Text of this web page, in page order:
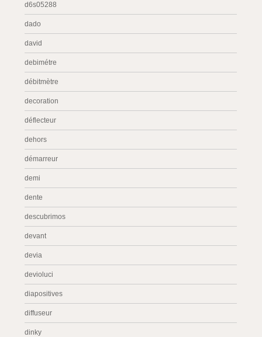
d6s05288
dado
david
debimétre
débitmètre
decoration
déflecteur
dehors
démarreur
demi
dente
descubrimos
devant
devia
devioluci
diapositives
diffuseur
dinky